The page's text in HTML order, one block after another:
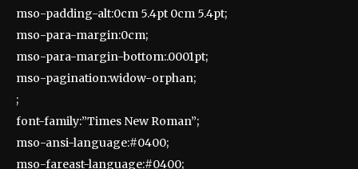
mso-padding-alt:0cm 5.4pt 0cm 5.4pt;
mso-para-margin:0cm;
mso-para-margin-bottom:.0001pt;
mso-pagination:widow-orphan;
;
font-family:”Times New Roman”;
mso-ansi-language:#0400;
mso-fareast-language:#0400;